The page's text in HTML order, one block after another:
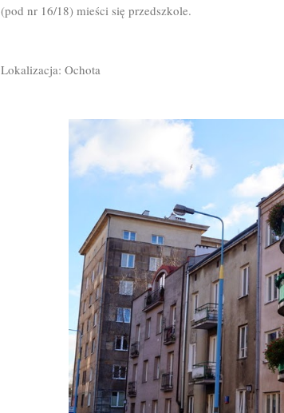
(pod nr 16/18) mieści się przedszkole.
Lokalizacja: Ochota